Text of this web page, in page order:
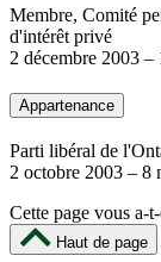
Membre, Comité
d'intérêt privé
2 décembre 2003 –
Appartenance
Parti libéral de
2 octobre 2003 – 8
Cette page vous a-
Haut de page